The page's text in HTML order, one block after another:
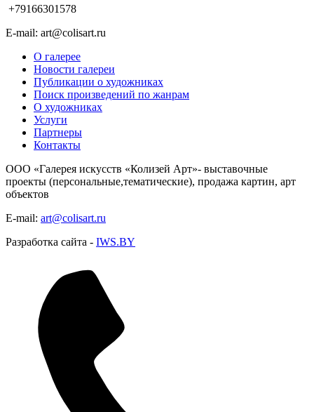
+79166301578
E-mail: art@colisart.ru
О галерее
Новости галереи
Публикации о художниках
Поиск произведений по жанрам
О художниках
Услуги
Партнеры
Контакты
ООО «Галерея искусств «Колизей Арт»- выставочные
проекты (персональные,тематические), продажа картин, арт
объектов
E-mail: art@colisart.ru
Разработка сайта - IWS.BY